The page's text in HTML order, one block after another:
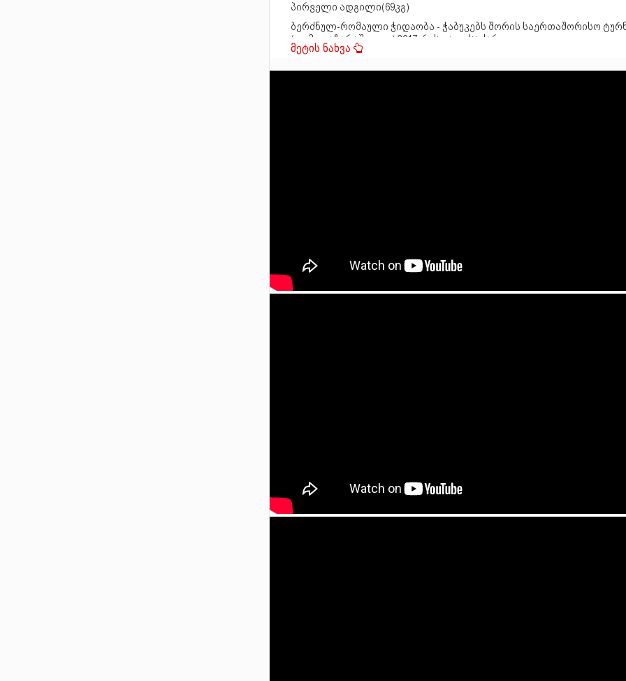
პირველი ადგილი(69კგ)
ბერძნულ-რომაული ჭიდაობა - ჭაბუკებს შორის საერთაშორისო
(თემო ყაზარაშვილი) 2017, რუსთავი, საქართველო
მესამე ადგილი(77კგ)